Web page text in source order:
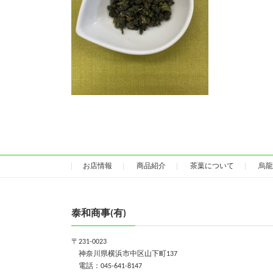
お店情報 商品紹介 茶葉について 烏
泰和商事(有)
〒231-0023
神奈川県横浜市中区山下町137
電話：045-641-8147